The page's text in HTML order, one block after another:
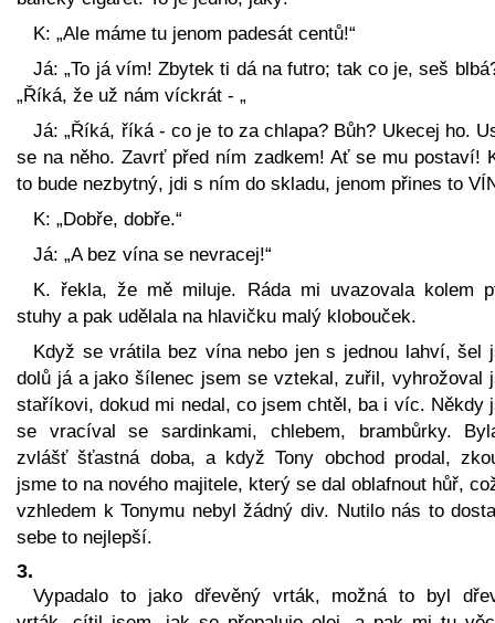
K: „Ale máme tu jenom padesát centů!“
Já: „To já vím! Zbytek ti dá na futro; tak co je, seš
„Říká, že už nám víckrát - „
Já: „Říká, říká - co je to za chlapa? Bůh? Ukecej ho.
se na něho. Zavrť před ním zadkem! Ať se mu postaví!
to bude nezbytný, jdi s ním do skladu, jenom přines to
K: „Dobře, dobře.“
Já: „A bez vína se nevracej!“
K. řekla, že mě miluje. Ráda mi uvazovala kolem
stuhy a pak udělala na hlavičku malý klobouček.
Když se vrátila bez vína nebo jen s jednou lahví, šel
dolů já a jako šílenec jsem se vztekal, zuřil, vyhrožoval
staříkovi, dokud mi nedal, co jsem chtěl, ba i víc. Někdy
se vracíval se sardinkami, chlebem, brambůrky.
zvlášť šťastná doba, a když Tony obchod prodal,
jsme to na nového majitele, který se dal oblafnout hůř,
vzhledem k Tonymu nebyl žádný div. Nutilo nás to
sebe to nejlepší.
3.
Vypadalo to jako dřevěný vrták, možná to byl